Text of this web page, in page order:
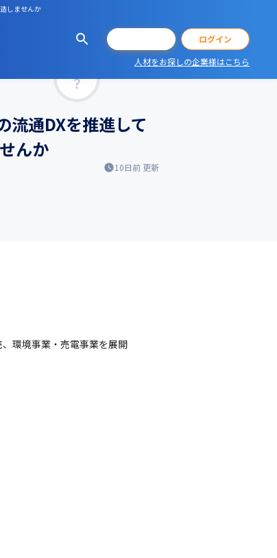
しませんか
ログイン
人材をお探しの企業様はこちら
流通DXを推進して
んか
10日前 更新
環境事業・売電事業を展開